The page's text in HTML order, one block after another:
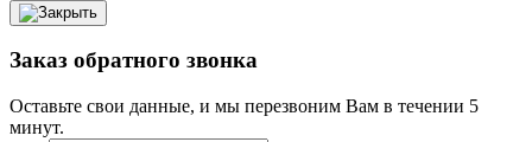
Заказ обратного звонка
Оставьте свои данные, и мы перезвоним Вам в течении 5
минут.